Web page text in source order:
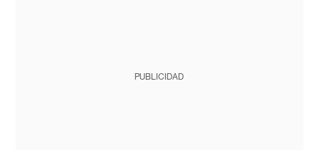
PUBLICIDAD